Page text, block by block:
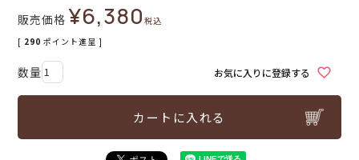
販売価格 ¥6,380税込
[ 290 ポイント進呈 ]
お気に入りに登録する
カートに入れる